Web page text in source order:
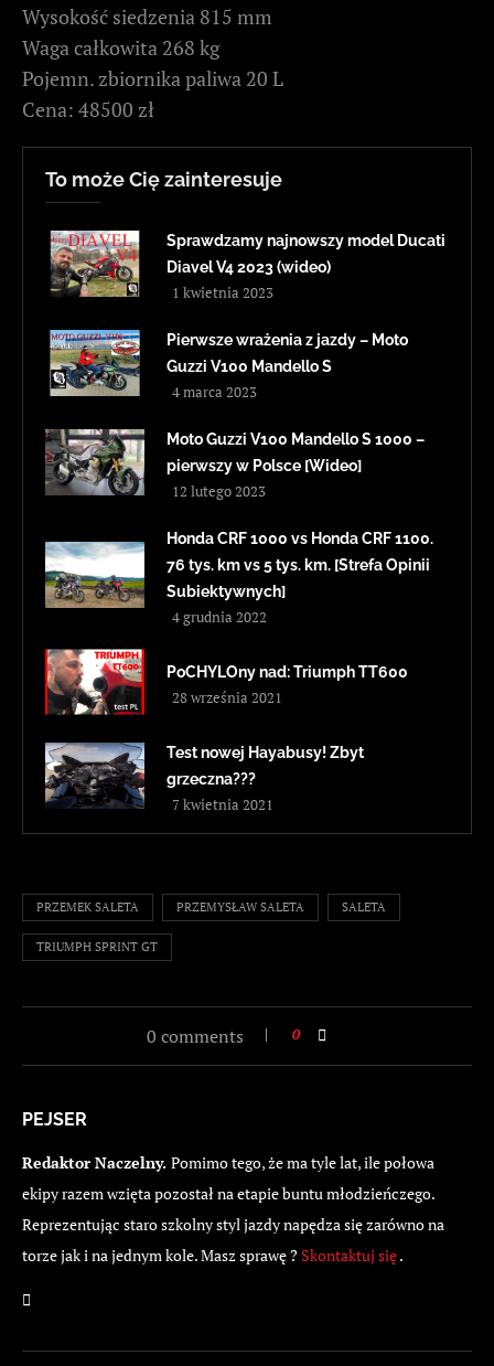
Wysokość siedzenia 815 mm
Waga całkowita 268 kg
Pojemn. zbiornika paliwa 20 L
Cena: 48500 zł
To może Cię zainteresuje
Sprawdzamy najnowszy model Ducati
Diavel V4 2023 (wideo)
1 kwietnia 2023
Pierwsze wrażenia z jazdy – Moto
Guzzi V100 Mandello S
4 marca 2023
Moto Guzzi V100 Mandello S 1000 –
pierwszy w Polsce [Wideo]
12 lutego 2023
Honda CRF 1000 vs Honda CRF 1100.
76 tys. km vs 5 tys. km. [Strefa Opinii
Subiektywnych]
4 grudnia 2022
PoCHYLOny nad: Triumph TT600
28 września 2021
Test nowej Hayabusy! Zbyt
grzeczna???
7 kwietnia 2021
PRZEMEK SALETA PRZEMYSŁAW SALETA SALETA
TRIUMPH SPRINT GT
0 comments 0
PEJSER
Redaktor Naczelny. Pomimo tego, że ma tyle lat, ile połowa
ekipy razem wzięta pozostał na etapie buntu młodzieńczego.
Reprezentując staro szkolny styl jazdy napędza się zarówno na
torze jak i na jednym kole. Masz sprawę ? Skontaktuj się.